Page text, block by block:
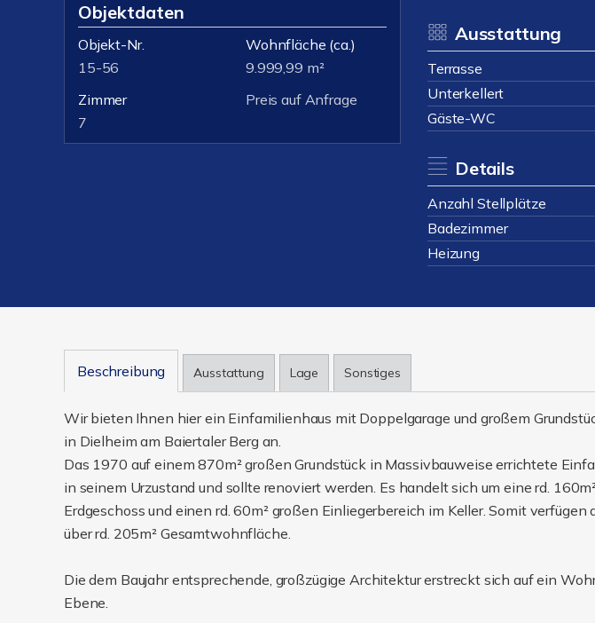
Objektdaten
Objekt-Nr.
15-56
Wohnfläche (ca.)
9.999,99 m²
Zimmer
7
Preis auf Anfrage
Ausstattung
Terrasse
Unterkellert
Gäste-WC
Details
Anzahl Stellplätze
Badezimmer
Heizung
Beschreibung Ausstattung Lage Sonstiges
Wir bieten Ihnen hier ein Einfamilienhaus mit Doppelgarage und großem
in Dielheim am Baiertaler Berg an.
Das 1970 auf einem 870m² großen Grundstück in Massivbauweise errichtete
in seinem Urzustand und sollte renoviert werden. Es handelt sich um eine rd.
Erdgeschoss und einen rd. 60m² großen Einliegerbereich im Keller. Somit
über rd. 205m² Gesamtwohnfläche.
Die dem Baujahr entsprechende, großzügige Architektur erstreckt sich auf ein
Ebene.